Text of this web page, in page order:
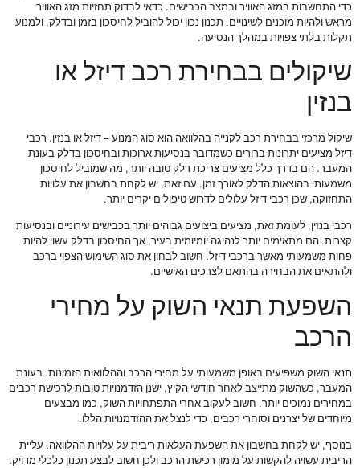
כדי התחשבות במזג האוויר ובמצב הכבישים. כדאי לבדוק תחזיות מזג האוויר
מראש ולהיות מוכנים לשינויים. תכנון נכון יכול להוביל לחיסכון בזמן ובדלק, ולמנוע
תקלות בלתי צפויות במהלך הנסיעה.
שיקולים בבחירת רכב דיזל או
בנזין
שיקול מרכזי בבחירת רכב לקנייה בהלוואה הוא סוג המנוע – דיזל או בנזין. רכבי
דיזל מציעים יתרונות ברורים כשמדובר בנסיעות ארוכות ובחיסכון בדלק בעונת
המעבר. הם בדרך כלל מציעים צריכת דלק טובה יותר, מה שמוביל לחיסכון
משמעותי בהוצאות הדלק לאורך זמן. עם זאת, יש לקחת בחשבון את עלויות
התחזוקה, שכן רכבי דיזל עלולים לדרוש טיפולים יקרים יותר.
רכבי בנזין, לעומת זאת, מציעים ביצועים גבוהים יותר בכבישים עירוניים ובנסיעות
קצרות. הם מתאימים יותר לנהיגה יומיומית בעיר, אך החיסכון בדלק עשוי להיות
פחות משמעותי מאשר ברכבי דיזל. חשוב לבחון את סוג השימוש הצפוי ברכב
ולהתאים את הבחירה בהתאם לצרכים האישיים.
השפעת תנאי השוק על מחירי
הרכב
תנאי השוק משפיעים באופן משמעותי על מחירי הרכב וההלוואות הזמינות. בעונת
המעבר, כשהשוק מתייצב לאחר חודשי הקיץ, ישנן הזדמנויות טובות לרכישת רכבים
במחירים נמוכים יותר. חשוב לעקוב אחרי התפתחויות השוק, כמו מבצעים
מיוחדים של יצרנים וסוחרי רכבים, כדי לנצל את ההזדמנויות הללו.
בנוסף, יש לקחת בחשבון את השפעת העלאות ריבית על עלויות ההלוואה. עליית
הריבית עשויה להקשות על מימון רכישת הרכב ולכן חשוב לבצע תכנון כלכלי מדויק.